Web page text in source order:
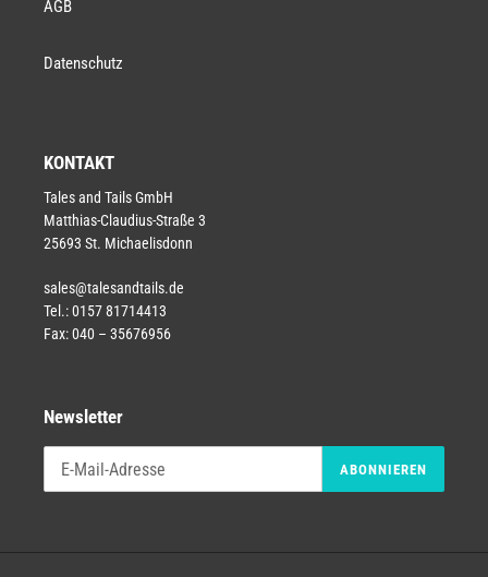
AGB
Datenschutz
KONTAKT
Tales and Tails GmbH
Matthias-Claudius-Straße 3
25693 St. Michaelisdonn
sales@talesandtails.de
Tel.: 0157 81714413
Fax: 040 – 35676956
Newsletter
ABONNIEREN